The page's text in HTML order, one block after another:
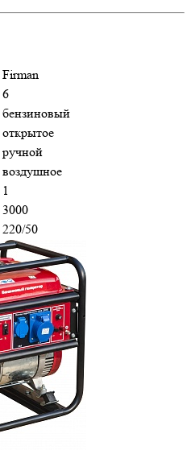
Firman
6
бензиновый
открытое
ручной
воздушное
1
3000
220/50